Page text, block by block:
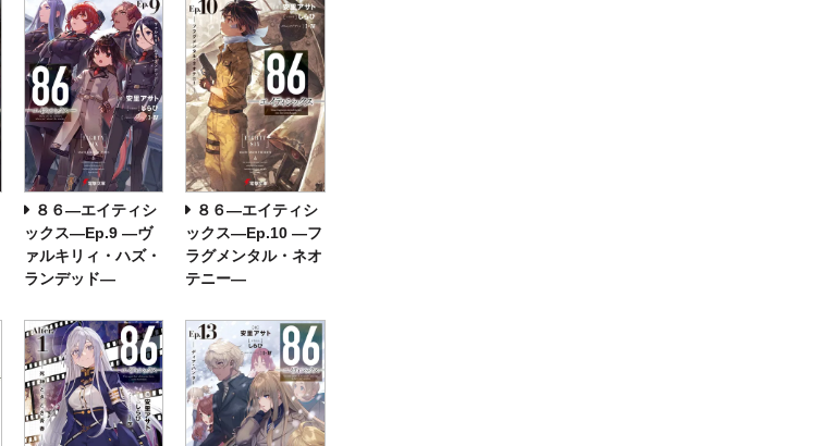
８６―エイティシ
ックス―Ep.9 ―ヴ
ァルキリィ・ハズ・
ランデッド―
８６―エイティシ
ックス―Ep.10 ―フ
ラグメンタル・ネオ
テニー―